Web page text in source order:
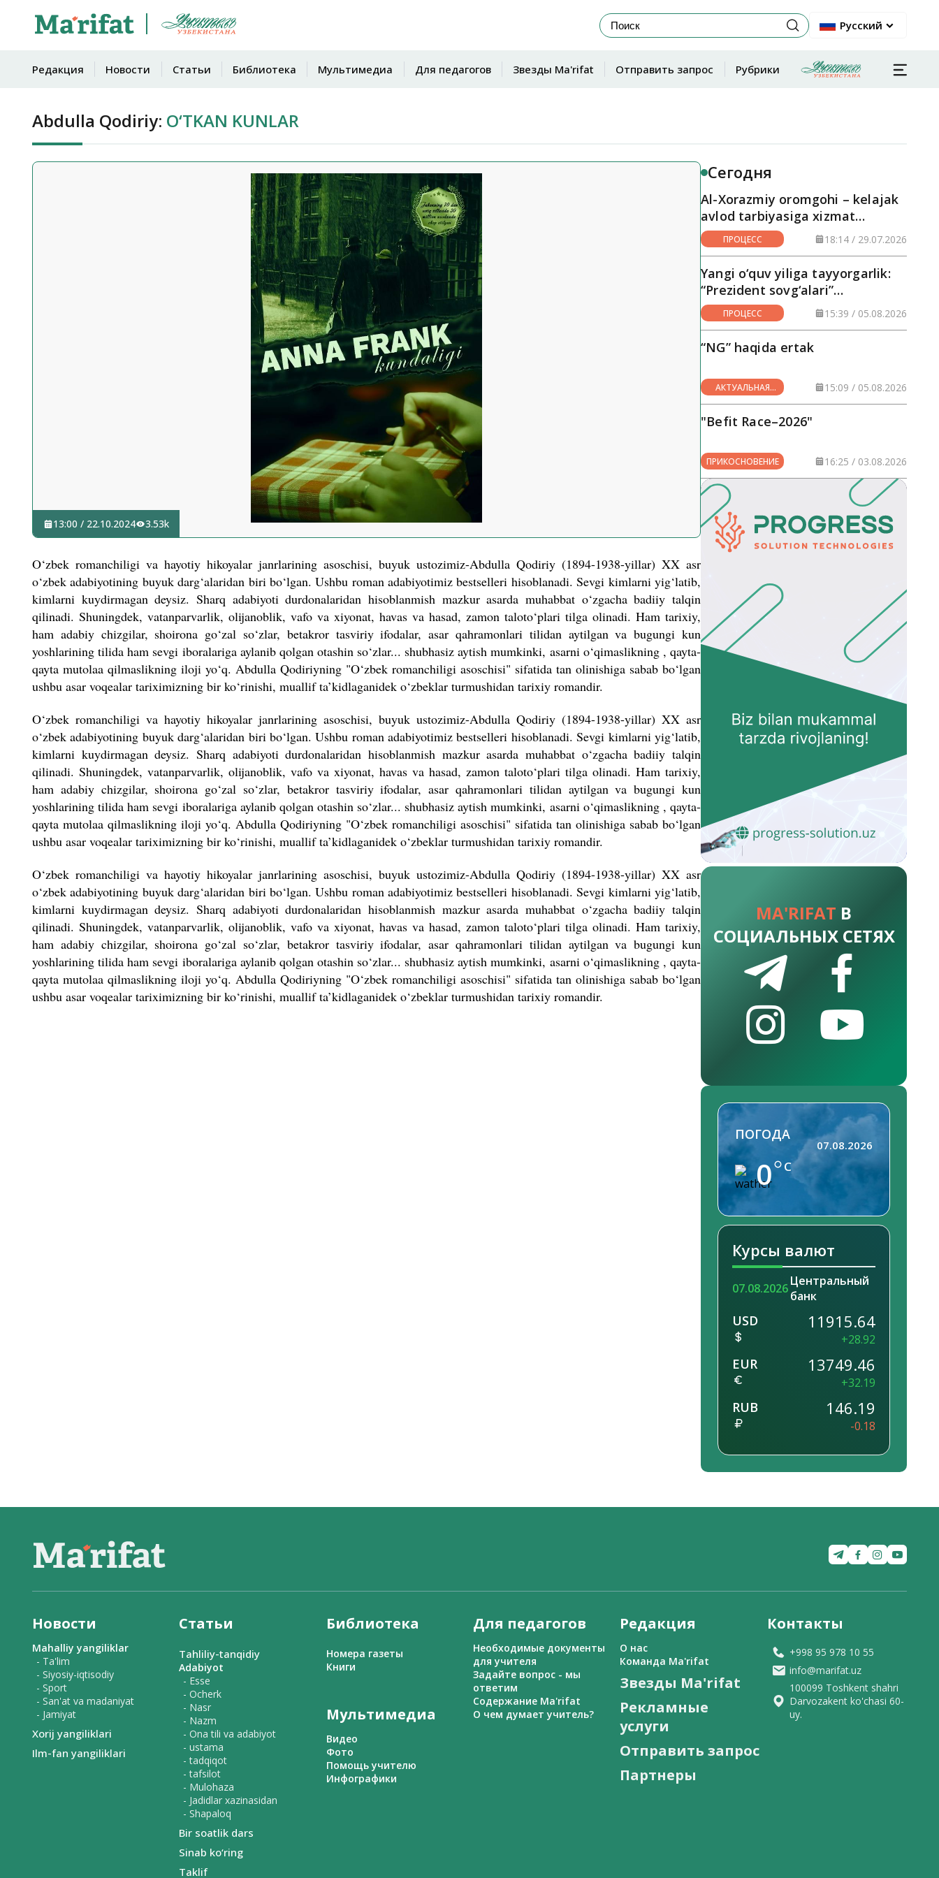
Русский
Редакция Новости Статьи Библиотека Мультимедиа Для педагогов Звезды Ma'rifat Отправить запрос Рубрики
Abdulla Qodiriy: O‘TKAN KUNLAR
13:00 / 22.10.2024 3.53k
O‘zbek romanchiligi va hayotiy hikoyalar janrlarining asoschisi, buyuk ustozimiz-Abdulla Qodiriy (1894-1938-yillar) XX asr
o‘zbek adabiyotining buyuk darg‘alaridan biri bo‘lgan. Ushbu roman adabiyotimiz bestselleri hisoblanadi. Sevgi kimlarni yig‘latib,
kimlarni kuydirmagan deysiz. Sharq adabiyoti durdonalaridan hisoblanmish mazkur asarda muhabbat o‘zgacha badiiy talqin
qilinadi. Shuningdek, vatanparvarlik, olijanoblik, vafo va xiyonat, havas va hasad, zamon taloto‘plari tilga olinadi. Ham tarixiy,
ham adabiy chizgilar, shoirona go‘zal so‘zlar, betakror tasviriy ifodalar, asar qahramonlari tilidan aytilgan va bugungi kun
yoshlarining tilida ham sevgi iboralariga aylanib qolgan otashin so‘zlar... shubhasiz aytish mumkinki, asarni o‘qimaslikning , qayta-
qayta mutolaa qilmaslikning iloji yo‘q. Abdulla Qodiriyning "O‘zbek romanchiligi asoschisi" sifatida tan olinishiga sabab bo‘lgan
ushbu asar voqealar tariximizning bir ko‘rinishi, muallif ta’kidlaganidek o‘zbeklar turmushidan tarixiy romandir.
O‘zbek romanchiligi va hayotiy hikoyalar janrlarining asoschisi, buyuk ustozimiz-Abdulla Qodiriy (1894-1938-yillar) XX asr
o‘zbek adabiyotining buyuk darg‘alaridan biri bo‘lgan. Ushbu roman adabiyotimiz bestselleri hisoblanadi. Sevgi kimlarni yig‘latib,
kimlarni kuydirmagan deysiz. Sharq adabiyoti durdonalaridan hisoblanmish mazkur asarda muhabbat o‘zgacha badiiy talqin
qilinadi. Shuningdek, vatanparvarlik, olijanoblik, vafo va xiyonat, havas va hasad, zamon taloto‘plari tilga olinadi. Ham tarixiy,
ham adabiy chizgilar, shoirona go‘zal so‘zlar, betakror tasviriy ifodalar, asar qahramonlari tilidan aytilgan va bugungi kun
yoshlarining tilida ham sevgi iboralariga aylanib qolgan otashin so‘zlar... shubhasiz aytish mumkinki, asarni o‘qimaslikning , qayta-
qayta mutolaa qilmaslikning iloji yo‘q. Abdulla Qodiriyning "O‘zbek romanchiligi asoschisi" sifatida tan olinishiga sabab bo‘lgan
ushbu asar voqealar tariximizning bir ko‘rinishi, muallif ta’kidlaganidek o‘zbeklar turmushidan tarixiy romandir.
O‘zbek romanchiligi va hayotiy hikoyalar janrlarining asoschisi, buyuk ustozimiz-Abdulla Qodiriy (1894-1938-yillar) XX asr
o‘zbek adabiyotining buyuk darg‘alaridan biri bo‘lgan. Ushbu roman adabiyotimiz bestselleri hisoblanadi. Sevgi kimlarni yig‘latib,
kimlarni kuydirmagan deysiz. Sharq adabiyoti durdonalaridan hisoblanmish mazkur asarda muhabbat o‘zgacha badiiy talqin
qilinadi. Shuningdek, vatanparvarlik, olijanoblik, vafo va xiyonat, havas va hasad, zamon taloto‘plari tilga olinadi. Ham tarixiy,
ham adabiy chizgilar, shoirona go‘zal so‘zlar, betakror tasviriy ifodalar, asar qahramonlari tilidan aytilgan va bugungi kun
yoshlarining tilida ham sevgi iboralariga aylanib qolgan otashin so‘zlar... shubhasiz aytish mumkinki, asarni o‘qimaslikning , qayta-
qayta mutolaa qilmaslikning iloji yo‘q. Abdulla Qodiriyning "O‘zbek romanchiligi asoschisi" sifatida tan olinishiga sabab bo‘lgan
ushbu asar voqealar tariximizning bir ko‘rinishi, muallif ta’kidlaganidek o‘zbeklar turmushidan tarixiy romandir.
Сегодня
Al-Xorazmiy oromgohi – kelajak
avlod tarbiyasiga xizmat
qilayotgan maskan
ПРОЦЕСС 18:14 / 29.07.2026
Yangi o‘quv yiliga tayyorgarlik:
“Prezident sovg‘alari”
hududlarga yetkazilmoqda
ПРОЦЕСС 15:39 / 05.08.2026
“NG” haqida ertak
АКТУАЛЬНАЯ
ТЕМА
15:09 / 05.08.2026
"Befit Race–2026"
ПРИКОСНОВЕНИЕ 16:25 / 03.08.2026
MA'RIFAT В
СОЦИАЛЬНЫХ СЕТЯХ
ПОГОДА
0 C
07.08.2026
Курсы валют
07.08.2026Центральный
банк
USD 11915.64
+28.92
EUR 13749.46
+32.19
RUB 146.19
-0.18
Новости
Mahalliy yangiliklar
- Ta'lim
- Siyosiy-iqtisodiy
- Sport
- San'at va madaniyat
- Jamiyat
Xorij yangiliklari
Ilm-fan yangiliklari
Статьи
Tahliliy-tanqidiy
Adabiyot
- Esse
- Ocherk
- Nasr
- Nazm
- Ona tili va adabiyot
- ustama
- tadqiqot
- tafsilot
- Mulohaza
- Jadidlar xazinasidan
- Shapaloq
Bir soatlik dars
Sinab ko‘ring
Taklif
Библиотека
Номера газеты
Книги
Мультимедиа
Видео
Фото
Помощь учителю
Инфографики
Для педагогов
Необходимые документы
для учителя
Задайте вопрос - мы
ответим
Содержание Ma'rifat
О чем думает учитель?
Редакция
О нас
Команда Ma'rifat
Звезды Ma'rifat
Рекламные
услуги
Отправить запрос
Партнеры
Контакты
+998 95 978 10 55
info@marifat.uz
100099 Toshkent shahri
Darvozakent ko'chasi 60-
uy.